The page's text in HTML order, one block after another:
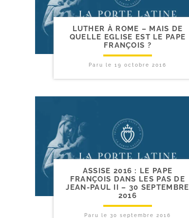
LUTHER À ROME – MAIS DE
QUELLE EGLISE EST LE PAPE
FRANÇOIS ?
Paru le 19 octobre 2016
ASSISE 2016 : LE PAPE
FRANÇOIS DANS LES PAS DE
JEAN-​PAUL II – 30 SEPTEMBRE
2016
Paru le 30 septembre 2016